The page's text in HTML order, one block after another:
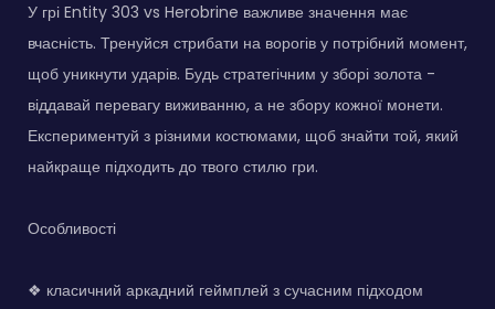
У грі Entity 303 vs Herobrine важливе значення має
вчасність. Тренуйся стрибати на ворогів у потрібний момент,
щоб уникнути ударів. Будь стратегічним у зборі золота -
віддавай перевагу виживанню, а не збору кожної монети.
Експериментуй з різними костюмами, щоб знайти той, який
найкраще підходить до твого стилю гри.
Особливості
❖ класичний аркадний геймплей з сучасним підходом